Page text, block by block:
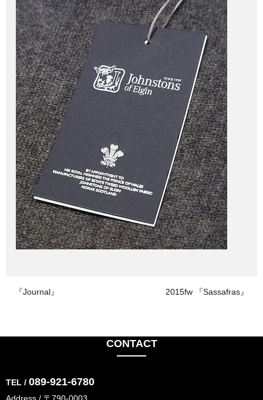
『Journal』 2015fw 『Sassafras』
CONTACT
TEL / 089-921-6780